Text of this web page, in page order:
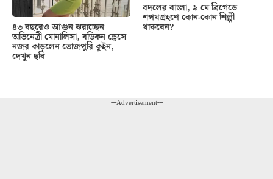
৪৩ বছরেও আগুন ঝরাচ্ছেন
অভিনেত্রী মোনালিসা, বডিকন ড্রেসে
নজর কাড়লেন ভোজপুরি কুইন,
দেখুন ছবি
বদলের বাংলা, ৯ মে ব্রিগেডে
শপথগ্রহণে কোন-কোন শিল্পী
থাকবেন?
---Advertisement---